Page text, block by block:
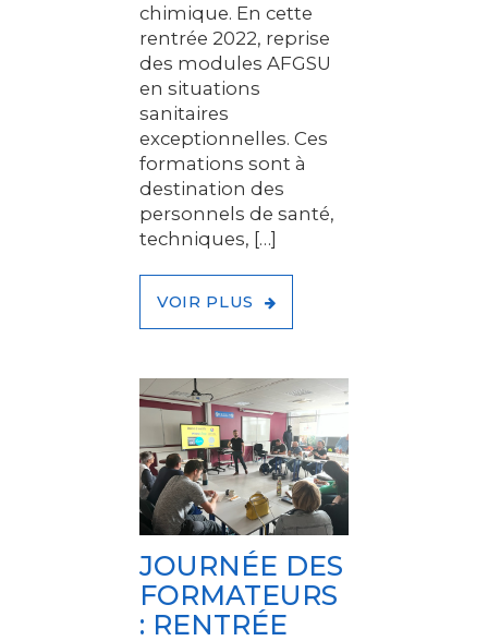
chimique. En cette
rentrée 2022, reprise
des modules AFGSU
en situations
sanitaires
exceptionnelles. Ces
formations sont à
destination des
personnels de santé,
techniques, […]
VOIR PLUS
JOURNÉE DES
FORMATEURS
: RENTRÉE